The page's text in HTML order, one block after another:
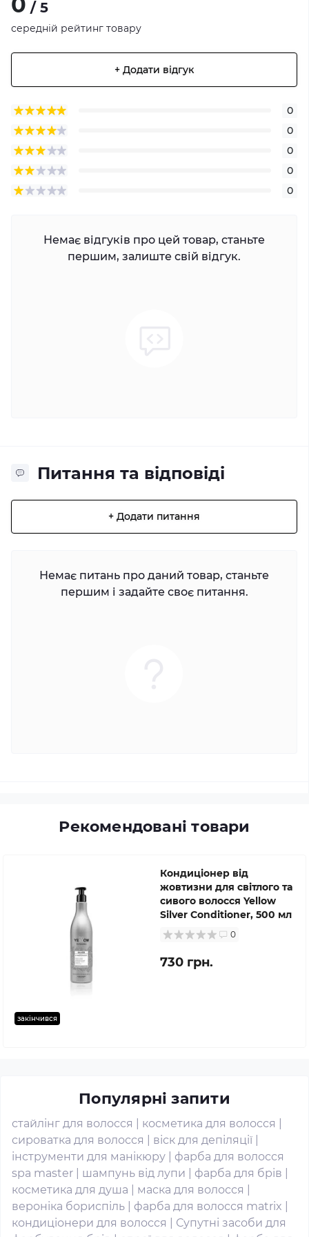
/ 5
середній рейтинг товару
+ Додати відгук
0
0
0
0
0
Немає відгуків про цей товар, станьте
першим, залиште свій відгук.
Питання та відповіді
+ Додати питання
Немає питань про даний товар, станьте
першим і задайте своє питання.
Рекомендовані товари
закінчився
Кондиціонер від
жовтизни для світлого та
сивого волосся Yellow
Silver Conditioner, 500 мл
0
730 грн.
Популярні запити
стайлінг для волосся косметика для волосся
сироватка для волосся
віск для депіляції
інструменти для манікюру
фарба для волосся
spa master
шампунь від лупи фарба для брів
косметика для душа
маска для волосся
вероніка бориспіль
фарба для волосся matrix
кондиціонери для волосся
Супутні засоби для